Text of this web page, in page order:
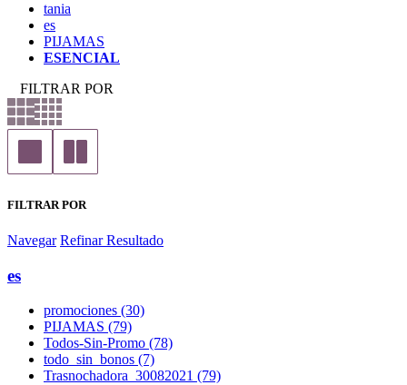
tania
es
PIJAMAS
ESENCIAL
FILTRAR POR
FILTRAR POR
Navegar Refinar Resultado
es
promociones (30)
PIJAMAS (79)
Todos-Sin-Promo (78)
todo_sin_bonos (7)
Trasnochadora_30082021 (79)